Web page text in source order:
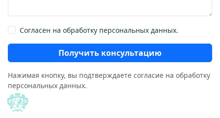
Согласен на обработку персональных данных.
Получить консультацию
Нажимая кнопку, вы подтверждаете согласие на обработку
персональных данных.